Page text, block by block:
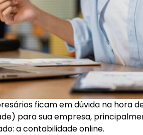
ficam em dúvida na hora
para sua empresa,
a contabilidade online.